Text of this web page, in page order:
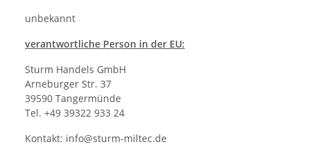
unbekannt
verantwortliche Person in der EU:
Sturm Handels GmbH
Arneburger Str. 37
39590 Tangermünde
Tel. +49 39322 933 24
Kontakt: info@sturm-miltec.de